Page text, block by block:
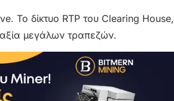
Το δίκτυο RTP του Clearing House,
μεγάλων τραπεζών.